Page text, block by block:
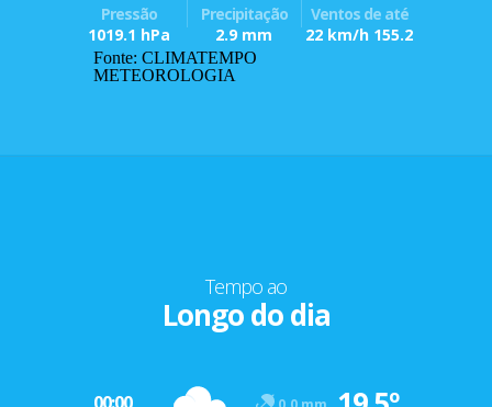
Pressão
1019.1 hPa
Precipitação
2.9 mm
Ventos de até
22 km/h 155.2
Fonte: CLIMATEMPO
METEOROLOGIA
Tempo ao
Longo do dia